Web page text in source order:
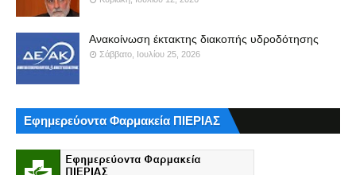
Ανακοίνωση έκτακτης διακοπής υδροδότησης
Σάββατο, Ιουλίου 25, 2026
Εφημερεύοντα Φαρμακεία ΠΙΕΡΙΑΣ